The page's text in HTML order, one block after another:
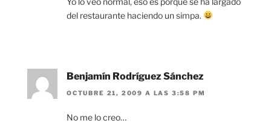
del restaurante haciendo un simpa.
Benjamín Rodríguez Sánchez
OCTUBRE 21, 2009 A LAS 3:58 PM
No me lo creo…